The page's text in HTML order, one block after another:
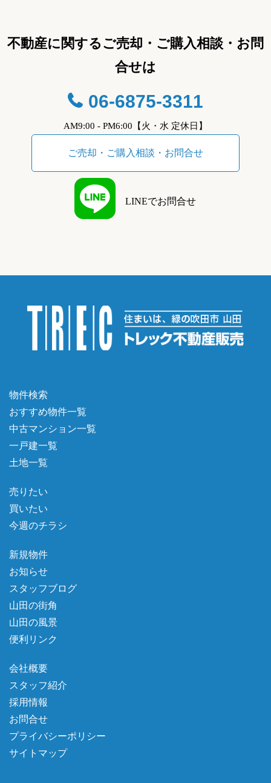
不動産に関するご売却・ご購入相談・お問
合せは
06-6875-3311
AM9:00 - PM6:00【火・水 定休日】
ご売却・ご購入相談・お問合せ
LINEでお問合せ
物件検索
おすすめ物件一覧
中古マンション一覧
一戸建一覧
土地一覧
売りたい
買いたい
今週のチラシ
新規物件
お知らせ
スタッフブログ
山田の街角
山田の風景
便利リンク
会社概要
スタッフ紹介
採用情報
お問合せ
プライバシーポリシー
サイトマップ